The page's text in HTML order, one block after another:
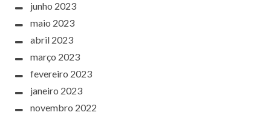
junho 2023
maio 2023
abril 2023
março 2023
fevereiro 2023
janeiro 2023
novembro 2022